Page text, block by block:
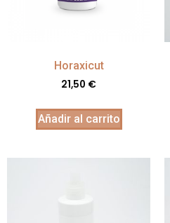
Horaxicut
21,50 €
Añadir al carrito